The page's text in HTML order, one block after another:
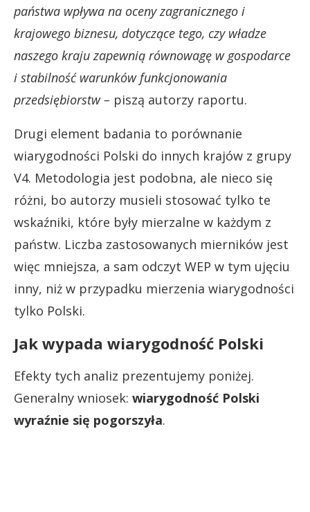
państwa wpływa na oceny zagranicznego i
krajowego biznesu, dotyczące tego, czy władze
naszego kraju zapewnią równowagę w gospodarce
i stabilność warunków funkcjonowania
przedsiębiorstw – piszą autorzy raportu.
Drugi element badania to porównanie
wiarygodności Polski do innych krajów z grupy
V4. Metodologia jest podobna, ale nieco się
różni, bo autorzy musieli stosować tylko te
wskaźniki, które były mierzalne w każdym z
państw. Liczba zastosowanych mierników jest
więc mniejsza, a sam odczyt WEP w tym ujęciu
inny, niż w przypadku mierzenia wiarygodności
tylko Polski.
Jak wypada wiarygodność Polski
Efekty tych analiz prezentujemy poniżej.
Generalny wniosek: wiarygodność Polski
wyraźnie się pogorszyła.